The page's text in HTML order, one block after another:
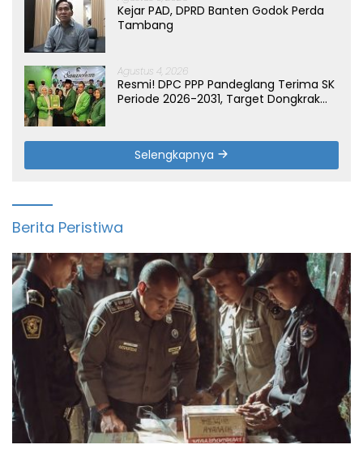
Kejar PAD, DPRD Banten Godok Perda
Tambang
Agustus 4, 2026
Resmi! DPC PPP Pandeglang Terima SK
Periode 2026-2031, Target Dongkrak
Selengkapnya
Berita Peristiwa